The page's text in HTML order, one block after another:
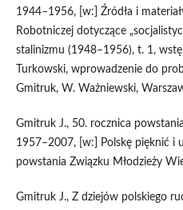
1944–1956, [w:] Źródła i
Robotniczej dotyczące
stalinizmu (1948–1956), t. 1,
Turkowski, wprowadzenie do
Gmitruk, W. Ważniewski,
Gmitruk J., 50. rocznica
1957–2007, [w:] Polskę pięknić i
powstania Związku Młodzieży
Gmitruk J., Z dziejów polskiego